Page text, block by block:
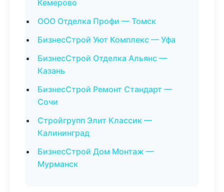
Кемерово
ООО Отделка Профи — Томск
БизнесСтрой Уют Комплекс — Уфа
БизнесСтрой Отделка Альянс —
Казань
БизнесСтрой Ремонт Стандарт —
Сочи
Стройгрупп Элит Классик —
Калининград
БизнесСтрой Дом Монтаж —
Мурманск